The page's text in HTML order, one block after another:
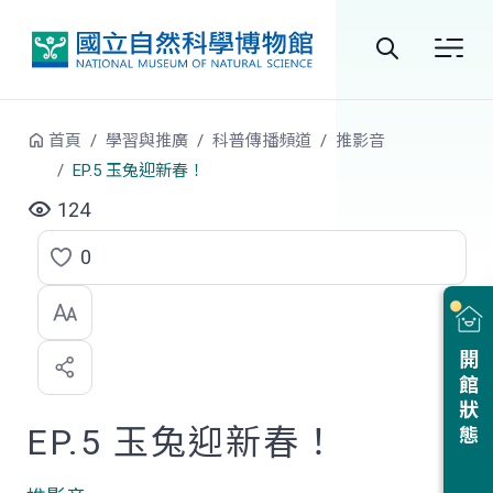
站
開館狀態
首頁 學習與推廣 科普傳播頻道
推影音
EP.5 玉兔迎新春！
124
點
選
喜
歡
0
EP.5 玉兔迎新春！